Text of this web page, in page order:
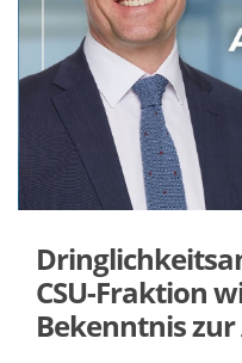
CSU-Fraktion
Bekenntnis